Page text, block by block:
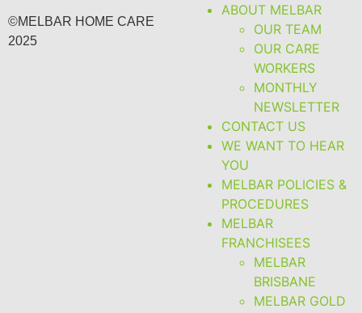
©MELBAR HOME CARE
2025
ABOUT MELBAR
OUR TEAM
OUR CARE
WORKERS
MONTHLY
NEWSLETTER
CONTACT US
WE WANT TO HEAR
YOU
MELBAR POLICIES &
PROCEDURES
MELBAR
FRANCHISEES
MELBAR
BRISBANE
MELBAR GOLD